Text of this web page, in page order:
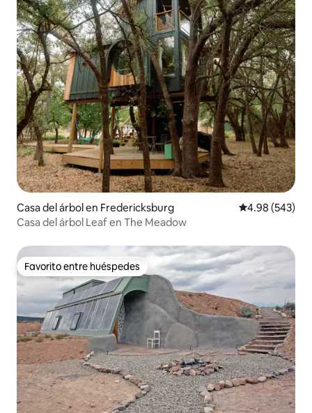
Casa del árbol en Fredericksburg Calificación
4.98 (543)
Casa del árbol Leaf en The Meadow
Favorito entre huéspedes
Favorito entre huéspedes